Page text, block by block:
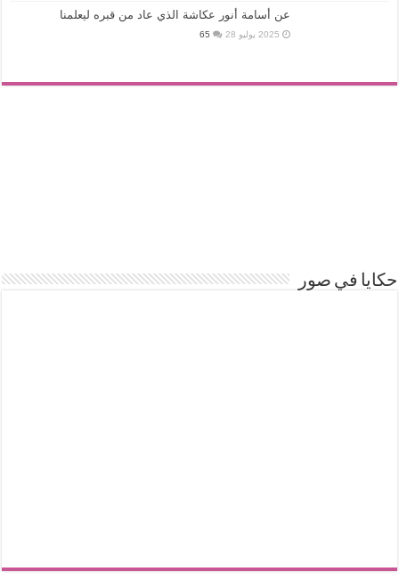
عن أسامة أنور عكاشة الذي عاد من قبره ليعلمنا
2025 يوليو 28 65
حكايا في صور